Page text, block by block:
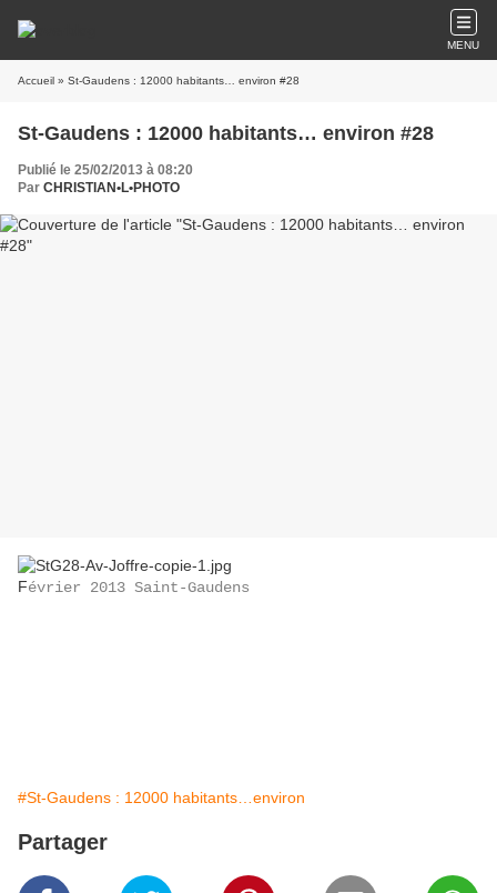
MENU
Accueil » St-Gaudens : 12000 habitants… environ #28
St-Gaudens : 12000 habitants… environ #28
Publié le 25/02/2013 à 08:20
Par CHRISTIAN•L•PHOTO
Février 2013 Saint-Gaudens
#St-Gaudens : 12000 habitants…environ
Partager